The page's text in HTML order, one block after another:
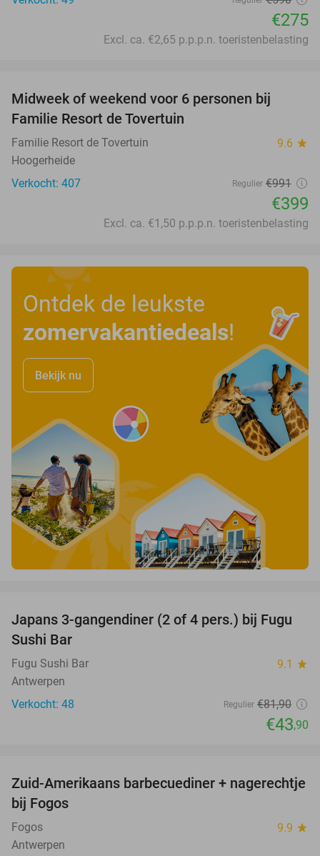
€275
Excl. ca. €2,65 p.p.p.n. toeristenbelasting
Midweek of weekend voor 6 personen bij
Familie Resort de Tovertuin
Familie Resort de Tovertuin 9.6 star
Hoogerheide
Verkocht: 407
Regulier €991
€399
Excl. ca. €1,50 p.p.p.n. toeristenbelasting
Ontdek de leukste
zomervakantiedeals!
Bekijk nu
46%
Japans 3-gangendiner (2 of 4 pers.) bij Fugu
Sushi Bar
Fugu Sushi Bar 9.1 star
Antwerpen
Verkocht: 48
Regulier €81,90
€43,90
26%
Zuid-Amerikaans barbecuediner + nagerechtje
bij Fogos
Fogos 9.9 star
Antwerpen